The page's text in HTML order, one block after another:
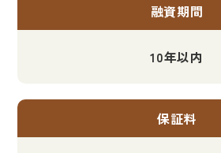
融資期間
10年以内
保証料